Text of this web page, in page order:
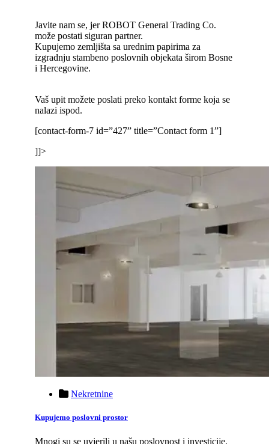
Javite nam se, jer ROBOT General Trading Co.
može postati siguran partner.
Kupujemo zemljišta sa urednim papirima za
izgradnju stambeno poslovnih objekata širom Bosne
i Hercegovine.
Vaš upit možete poslati preko kontakt forme koja se
nalazi ispod.
[contact-form-7 id=”427” title=”Contact form 1”]
]]>
Nekretnine
Kupujemo poslovni prostor
Mnogi su se uvjerili u našu poslovnost i investicije.